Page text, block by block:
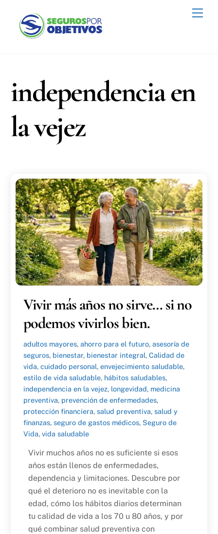
content
independencia en
la vejez
Vivir más años no sirve… si no
podemos vivirlos bien.
adultos mayores, ahorro para el futuro, asesoría de
seguros, bienestar, bienestar integral, Calidad de
vida, cuidado personal, envejecimiento saludable,
estilo de vida saludable, hábitos saludables,
independencia en la vejez, longevidad, medicina
preventiva, prevención de enfermedades,
protección financiera, salud preventiva, salud y
finanzas, seguro de gastos médicos, Seguro de
Vida, vida saludable
Vivir muchos años no es suficiente si esos
años están llenos de enfermedades,
dependencia y limitaciones. Descubre por
qué el deterioro no es inevitable con la
edad, cómo los hábitos diarios determinan
tu calidad de vida a los 70 u 80 años, y por
qué combinar salud preventiva con